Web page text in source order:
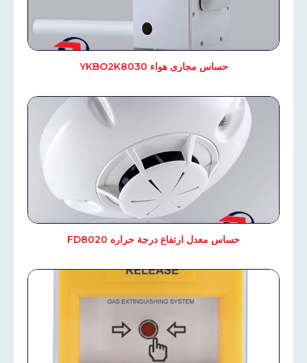
حساس مجارى هواء YKBO2K8030
حساس معدل ارتفاع درجة حراره FD8020